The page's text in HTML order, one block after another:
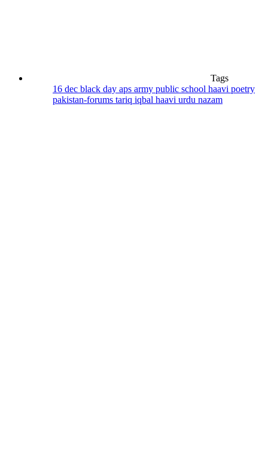
Tags
16 dec black day aps army public school haavi poetry
pakistan-forums tariq iqbal haavi urdu nazam